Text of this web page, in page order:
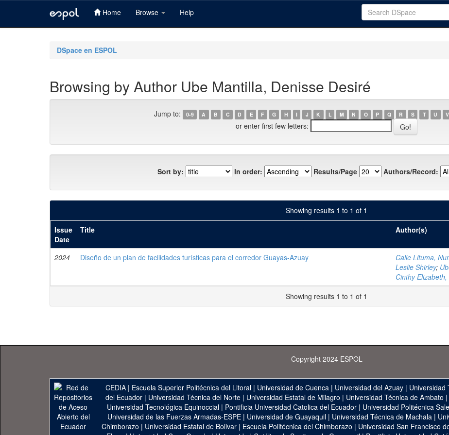
Home Browse Help
DSpace en ESPOL
Browsing by Author Ube Mantilla, Denisse Desiré
Jump to: 0-9 A B C D E F G H I J K L M N O P Q R S T U V
or enter first few letters:
Sort by: In order: Results/Page Authors/Record:
Showing results 1 to 1 of 1
Issue
Date
Title Author(s)
2024 Diseño de un plan de facilidades turísticas para el corredor Guayas-Azuay Calle Lituma,
Leslie Shirley;
Cinthy
Showing results 1 to 1 of 1
Copyright 2024 ESPOL
CEDIA | Escuela Superior Politécnica del Litoral | Universidad de Cuenca | Universidad del Azuay | Universidad
del Ecuador| Universidad Técnica del Norte| Universidad Estatal de Milagro | Universidad Técnica de Ambato |
Universidad Tecnológica Equinoccial| Pontificia Universidad Catolica del Ecuador| Universidad Politécnica
Universidad de las Fuerzas Armadas-ESPE | Universidad de Guayaquil | Universidad Técnica de Machala |
Chimborazo | Universidad Estatal de Bolivar| Escuela Politécnica del Chimborazo | Universidad San Francisco